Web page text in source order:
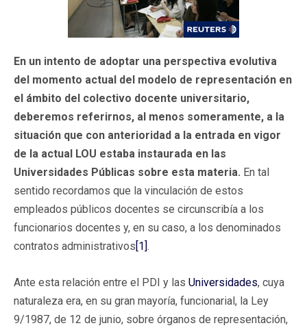
En un intento de adoptar una perspectiva evolutiva
del momento actual del modelo de representación en
el ámbito del colectivo docente universitario,
deberemos referirnos, al menos someramente, a la
situación que con anterioridad a la entrada en vigor
de la actual LOU estaba instaurada en las
Universidades Públicas sobre esta materia. En tal
sentido recordamos que la vinculación de estos
empleados públicos docentes se circunscribía a los
funcionarios docentes y, en su caso, a los denominados
contratos administrativos[1].
Ante esta relación entre el PDI y las Universidades, cuya
naturaleza era, en su gran mayoría, funcionarial, la Ley
9/1987, de 12 de junio, sobre órganos de representación,